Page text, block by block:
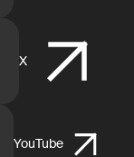
X
YouTube